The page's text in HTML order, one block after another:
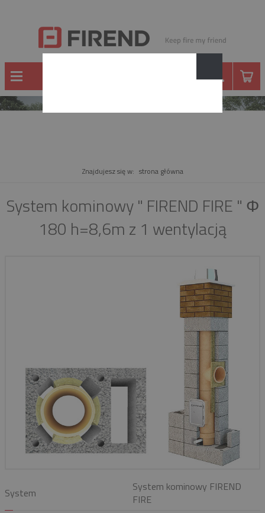
Znajdujesz się w: strona główna
System kominowy " FIREND FIRE " Φ
180 h=8,6m z 1 wentylacją
System
System kominowy FIREND
FIRE